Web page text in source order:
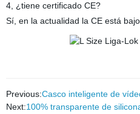
4, ¿tiene certificado CE?
Sí, en la actualidad la CE está
Previous:Casco inteligente de
Next:100% transparente de